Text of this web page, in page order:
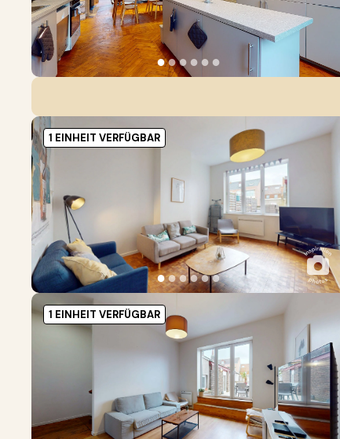
●●●●●●
●●●●●●
1 EINHEIT VERFÜGBAR
1 EINHEIT VERFÜGBAR